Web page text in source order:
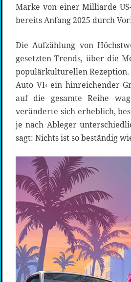
Marke von einer Milliarde
bereits Anfang 2025 durch
Die Aufzählung von
gesetzten Trends, über die
populärkulturellen Rezeption.
Auto VI‹ ein hinreichender
auf die gesamte Reihe
veränderte sich erheblich,
je nach Ableger
sagt: Nichts ist so beständig